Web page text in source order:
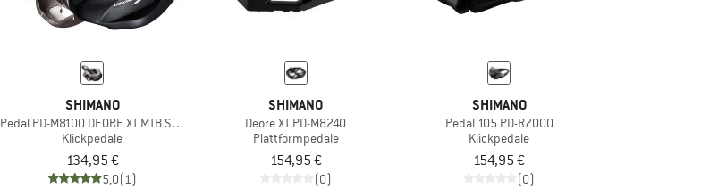
SHIMANO
Pedal PD-M8100 DEORE XT MTB SPD ohne Reflektor
Klickpedale
134,95 €
5,0(1)
SHIMANO
Deore XT PD-M8240
Plattformpedale
154,95 €
(0)
SHIMANO
Pedal 105 PD-R7000
Klickpedale
154,95 €
(0)